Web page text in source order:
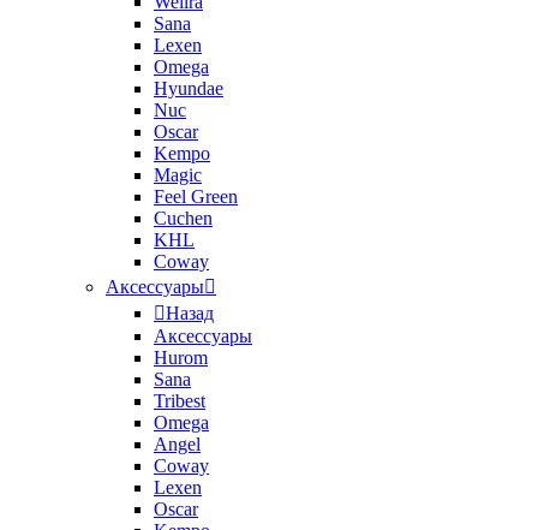
Sana
Lexen
Omega
Hyundae
Nuc
Oscar
Kempo
Magic
Feel Green
Cuchen
KHL
Coway
Аксессуары
Назад
Аксессуары
Hurom
Sana
Tribest
Omega
Angel
Coway
Lexen
Oscar